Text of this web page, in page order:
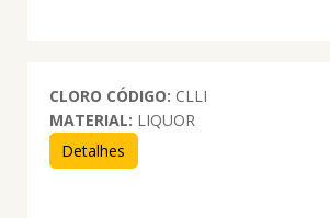
CLORO CÓDIGO: CLLI
MATERIAL: LIQUOR
Detalhes